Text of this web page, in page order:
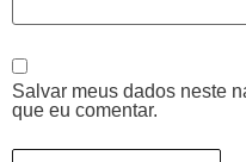
Salvar meus dados neste
que eu comentar.